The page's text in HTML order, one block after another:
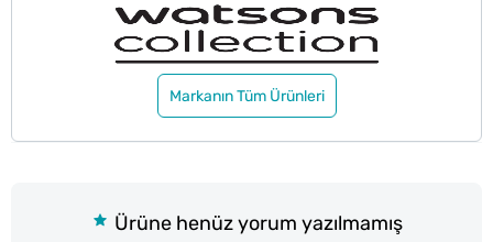
Markanın Tüm Ürünleri
Ürüne henüz yorum yazılmamış